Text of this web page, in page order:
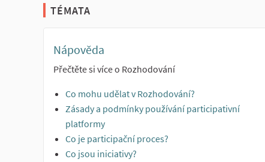
TÉMATA
Nápověda
Přečtěte si více o Rozhodování
Co mohu udělat v Rozhodování?
Zásady a podmínky používání participativní
platformy
Co je participační proces?
Co jsou iniciativy?